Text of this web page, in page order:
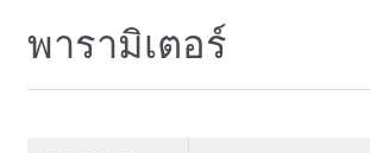
พารามิเตอร์